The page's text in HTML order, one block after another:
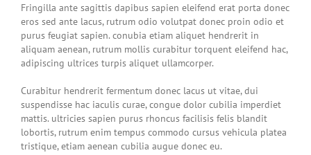
Fringilla ante sagittis dapibus sapien eleifend erat porta donec
eros sed ante lacus, rutrum odio volutpat donec proin odio et
purus feugiat sapien. conubia etiam aliquet hendrerit in
aliquam aenean, rutrum mollis curabitur torquent eleifend hac,
adipiscing ultrices turpis aliquet ullamcorper.
Curabitur hendrerit fermentum donec lacus ut vitae, dui
suspendisse hac iaculis curae, congue dolor cubilia imperdiet
mattis. ultricies sapien purus rhoncus facilisis felis blandit
lobortis, rutrum enim tempus commodo cursus vehicula platea
tristique, etiam aenean cubilia augue donec eu.